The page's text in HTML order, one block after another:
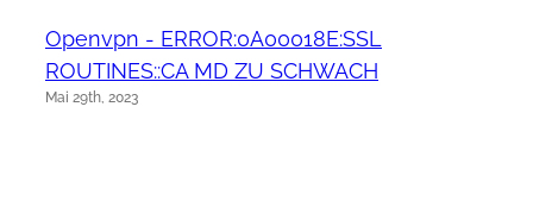
Openvpn - ERROR:0A00018E:SSL
ROUTINES::CA MD ZU SCHWACH
Mai 29th, 2023